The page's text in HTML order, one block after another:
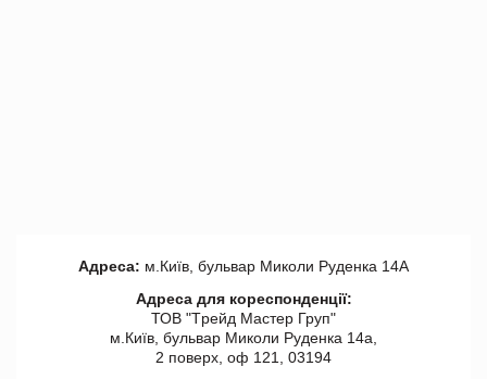
Адреса: м.Київ, бульвар Миколи Руденка 14А
Адреса для кореспонденції:
ТОВ "Tрейд Мастер Груп"
м.Київ, бульвар Миколи Руденка 14а,
2 поверх, оф 121, 03194